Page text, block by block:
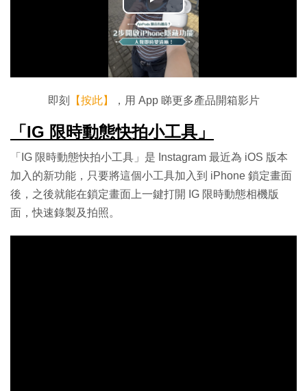
播
放
影
片
即刻 【按此】 ，用 App 睇更多產品開箱影片
「IG 限時動態快拍小工具」
「IG 限時動態快拍小工具」是 Instagram 最近為 iOS 版本
加入的新功能，只要將這個小工具加入到 iPhone 鎖定畫面
後，之後就能在鎖定畫面上一鍵打開 IG 限時動態相機版
面，快速錄製及拍照。